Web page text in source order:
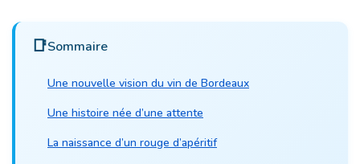
Sommaire
Une nouvelle vision du vin de Bordeaux
Une histoire née d’une attente
La naissance d’un rouge d’apéritif